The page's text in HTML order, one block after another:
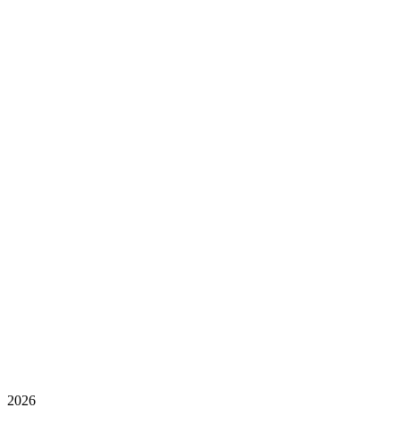
2026